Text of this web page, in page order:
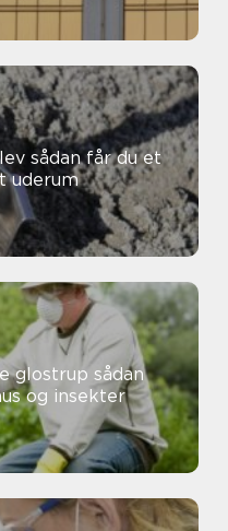
et
uderum
sådan
og insekter